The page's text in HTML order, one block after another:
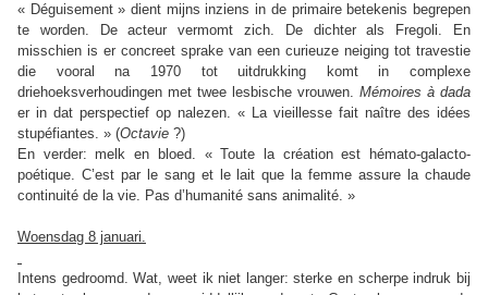
« Déguisement » dient mijns inziens in de primaire betekenis begrepen
te worden. De acteur vermomt zich. De dichter als Fregoli. En
misschien is er concreet sprake van een curieuze neiging tot travestie
die vooral na 1970 tot uitdrukking komt in complexe
driehoeksverhoudingen met twee lesbische vrouwen. Mémoires à dada
er in dat perspectief op nalezen. « La vieillesse fait naître des idées
stupéfiantes. » (Octavie ?)
En verder: melk en bloed. « Toute la création est hémato-galacto-
poétique. C’est par le sang et le lait que la femme assure la chaude
continuité de la vie. Pas d’humanité sans animalité. »
Woensdag 8 januari.
Intens gedroomd. Wat, weet ik niet langer: sterke en scherpe indruk bij